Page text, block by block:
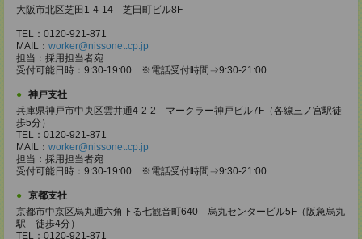
大阪市北区芝田1-4-14 芝田町ビル8F
TEL：0120-921-871
MAIL： worker@nissonet.cp.jp
担当：採用担当者宛
受付可能日時：9:30-19:00 ※電話受付時間⇒9:30-21:00
神戸支社
兵庫県神戸市中央区雲井通4-2-2 マークラー神戸ビル7F（各線三ノ宮駅徒
歩5分）
TEL：0120-921-871
MAIL： worker@nissonet.cp.jp
担当：採用担当者宛
受付可能日時：9:30-19:00 ※電話受付時間⇒9:30-21:00
京都支社
京都市中京区烏丸通六角下る七観音町640 烏丸センタービル5F（阪急烏丸
駅 徒歩4分）
TEL：0120-921-871